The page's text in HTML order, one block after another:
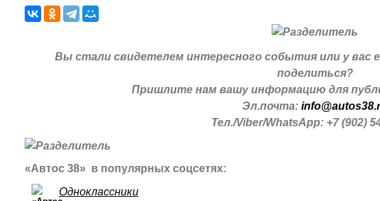
Вы стали свидетелем интересного события или у
поделиться?
Пришлите нам вашу информацию для
Эл.почта:
Тел./Viber/WhatsApp: +7 (902)
«Автос 38» в популярных соцсетях:
Одноклассники